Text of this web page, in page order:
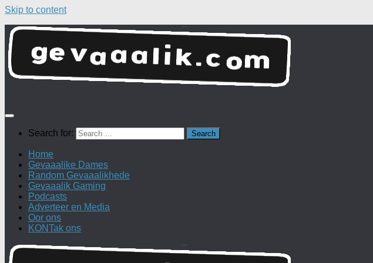
Skip to content
Search for:
Home
Gevaaalike Dames
Random Gevaaalikhede
Gevaaalik Gaming
Podcasts
Adverteer en Media
Oor ons
KONTak ons